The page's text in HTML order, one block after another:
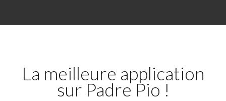
La meilleure application
sur Padre Pio !